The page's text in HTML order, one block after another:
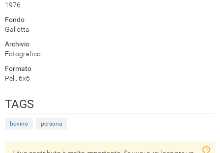
1976
Fondo
Gallotta
Archivio
Fotografico
Formato
Pell. 6x6
TAGS
bovino persona